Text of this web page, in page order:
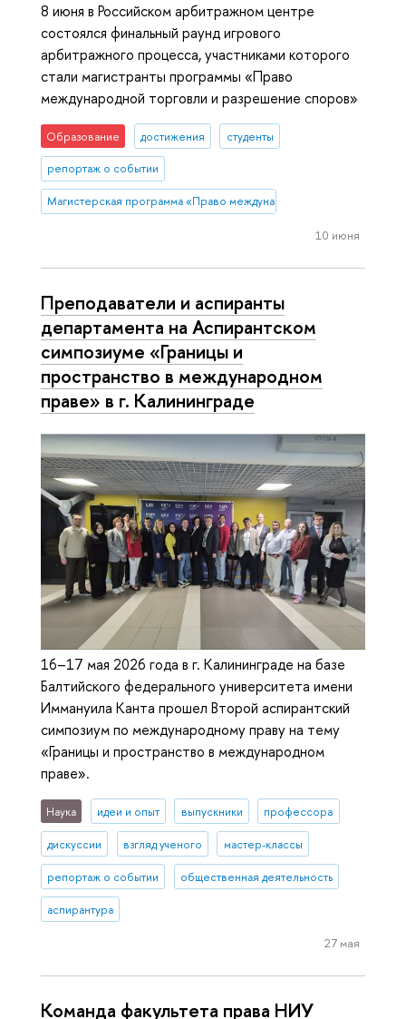
8 июня в Российском арбитражном центре
состоялся финальный раунд игрового
арбитражного процесса, участниками которого
стали магистранты программы «Право
международной торговли и разрешение споров»
Образование достижения студенты
репортаж о событии
Магистерская программа «Право международной торговли и
10 июня
Преподаватели и аспиранты
департамента на Аспирантском
симпозиуме «Границы и
пространство в международном
праве» в г. Калининграде
16–17 мая 2026 года в г. Калининграде на базе
Балтийского федерального университета имени
Иммануила Канта прошел Второй аспирантский
симпозиум по международному праву на тему
«Границы и пространство в международном
праве».
Наука идеи и опыт выпускники профессора
дискуссии взгляд ученого мастер-классы
репортаж о событии общественная деятельность
аспирантура
27 мая
Команда факультета права НИУ